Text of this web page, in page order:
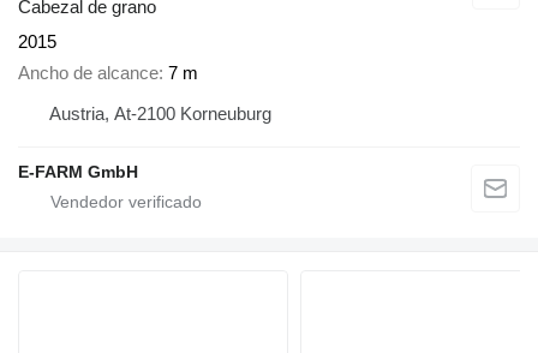
Cabezal de grano
2015
Ancho de alcance 7 m
Austria, At-2100 Korneuburg
E-FARM GmbH